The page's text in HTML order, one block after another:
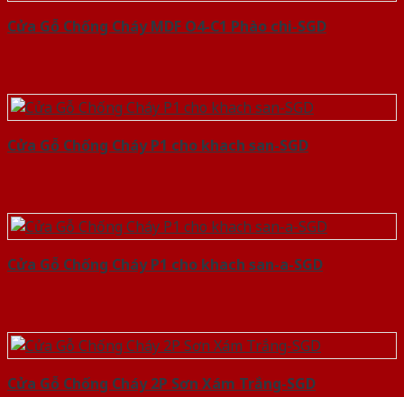
Cửa Gỗ Chống Cháy MDF O4-C1 Phào chi-SGD
Cửa Gỗ Chống Cháy P1 cho khach san-SGD
Cửa Gỗ Chống Cháy P1 cho khach san-a-SGD
Cửa Gỗ Chống Cháy 2P Sơn Xám Trắng-SGD